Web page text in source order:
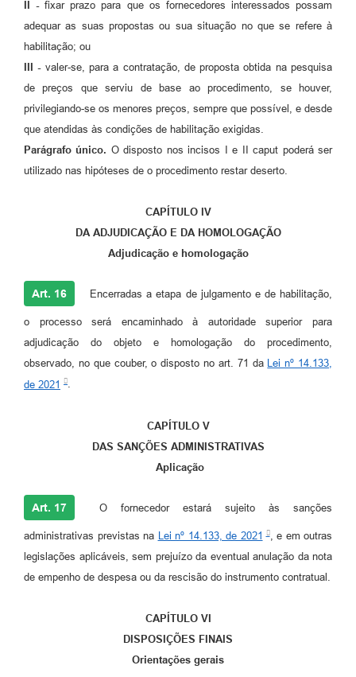
II -fixar prazo para que os fornecedores interessados possam
adequar as suas propostas ou sua situação no que se refere à
habilitação; ou
III -valer-se, para a contratação, de proposta obtida na pesquisa
de preços que serviu de base ao procedimento, se houver,
privilegiando-se os menores preços, sempre que possível, e desde
que atendidas às condições de habilitação exigidas.
Parágrafo único. O disposto nos incisos I e II caput poderá ser
utilizado nas hipóteses de o procedimento restar deserto.
CAPÍTULO IV
DA ADJUDICAÇÃO E DA HOMOLOGAÇÃO
Adjudicação e homologação
Art. 16 Encerradas a etapa de julgamento e de habilitação,
o processo será encaminhado à autoridade superior para
adjudicação do objeto e homologação do procedimento,
observado, no que couber, o disposto no art. 71 da Lei nº 14.133,
de 2021
.
CAPÍTULO V
DAS SANÇÕES ADMINISTRATIVAS
Aplicação
Art. 17 O fornecedor estará sujeito às sanções
administrativas previstas na Lei nº 14.133, de 2021
, e em outras
legislações aplicáveis, sem prejuízo da eventual anulação da nota
de empenho de despesa ou da rescisão do instrumento contratual.
CAPÍTULO VI
DISPOSIÇÕES FINAIS
Orientações gerais